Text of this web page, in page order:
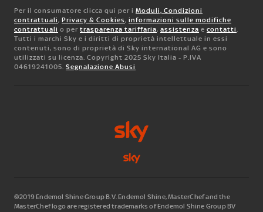
Per il consumatore clicca qui per i Moduli, Condizioni
contrattuali, Privacy & Cookies, informazioni sulle modifiche
contrattuali o per trasparenza tariffaria, assistenza e contatti.
Tutti i marchi Sky e i diritti di proprietà intellettuale in essi
contenuti, sono di proprietà di Sky international AG e sono
utilizzati su licenza. Copyright 2025 Sky Italia - P.IVA
04619241005. Segnalazione Abusi
©2019 Endemol Shine Group B.V. Endemol Shine, MasterChef and the
MasterChef logo are registered trademarks of Endemol Shine Group BV